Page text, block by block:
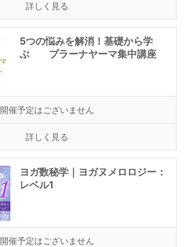
詳しく見る
5つの悩みを解消！基礎から学
ぶ プラーナヤーマ集中講座
開催予定はございません
詳しく見る
ヨガ数秘学｜ヨガヌメロロジー：
レベル1
開催予定はございません